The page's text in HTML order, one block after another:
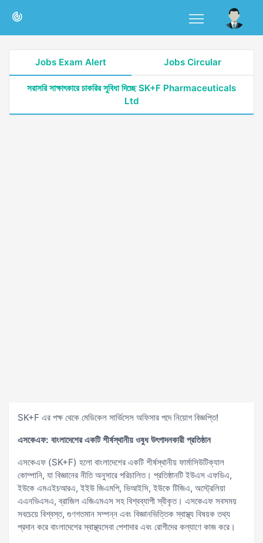
Jobs Exam Alert Jobs Circular
সরাসরি সাক্ষাৎকারে চাকরির সুবিধা দিচ্ছে SK+F Pharmaceuticals
Ltd
SK+F এর পক্ষ থেকে মেডিকেল সার্ভিসেস অফিসার পদে নিয়োগ বিজ্ঞপ্তি!
এসকেএফ: বাংলাদেশের একটি শীর্ষস্থানীয় ওষুধ উৎপাদনকারী প্রতিষ্ঠান
এসকেএফ (SK+F) হলো বাংলাদেশের একটি শীর্ষস্থানীয় ফার্মাসিউটিক্যাল
কোম্পানি, যা বিজ্ঞানের নীতি অনুসারে পরিচালিত। প্রতিষ্ঠানটি ইউএস এফডিএ,
ইউকে এমএইচআরএ, ইইউ জিএমপি, ভিআইসি, ইউকে টিজিএ, অস্ট্রেলিয়া
এএনভিএসএ, ব্রাজিল এজিএমএস সহ বিশ্বব্যাপী স্বীকৃত। এসকেএফ সবসময়
সবচেয়ে বিশ্বস্ত, গুণগতমান সম্পন্ন এবং বিজ্ঞানভিত্তিক স্বাস্থ্য বিষয়ক তথ্য
প্রদান করে বাংলাদেশের স্বাস্থ্যসেবা পেশাদার এবং রোগীদের কল্যাণে কাজ করে।